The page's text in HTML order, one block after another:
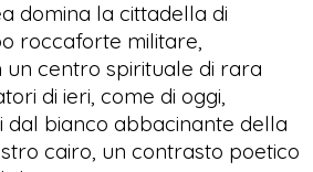
domina la cittadella di
roccaforte militare,
centro spirituale di rara
di ieri, come di oggi,
dal bianco abbacinante della
cairo, un contrasto poetico